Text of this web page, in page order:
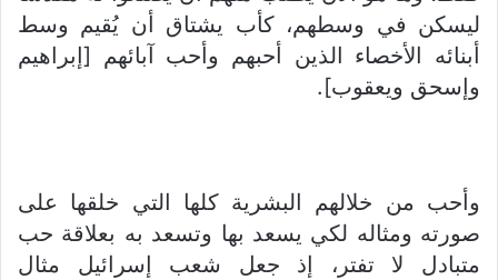
ليسكن في وسطهم، كأب يشتاق أن يُقيم وسط
أبنائه الأخصاء الذين أحبهم وأحب آبائهم [إبراهيم
وإسحق ويعقوب].
وأحب من خلالهم البشرية كلها التي خلقها على
صورته ومثاله لكي يسعد بها وتسعد به بعلاقة حب
متبادل لا تفتر، إذ جعل شعب إسرائيل مثال